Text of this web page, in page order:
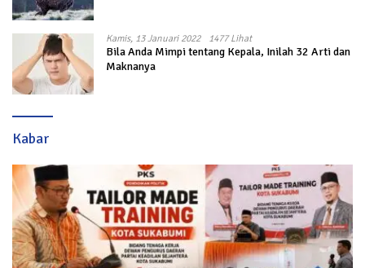
Kamis, 13 Januari 2022 1477 Lihat
Bila Anda Mimpi tentang Kepala, Inilah 32 Arti dan
Maknanya
Kabar